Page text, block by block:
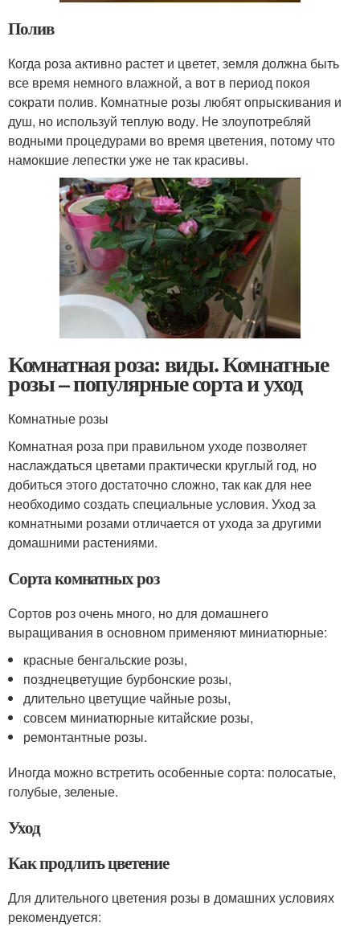
Полив
Когда роза активно растет и цветет, земля должна быть
все время немного влажной, а вот в период покоя
сократи полив. Комнатные розы любят опрыскивания и
душ, но используй теплую воду. Не злоупотребляй
водными процедурами во время цветения, потому что
намокшие лепестки уже не так красивы.
Комнатная роза: виды. Комнатные
розы – популярные сорта и уход
Комнатные розы
Комнатная роза при правильном уходе позволяет
наслаждаться цветами практически круглый год, но
добиться этого достаточно сложно, так как для нее
необходимо создать специальные условия. Уход за
комнатными розами отличается от ухода за другими
домашними растениями.
Сорта комнатных роз
Сортов роз очень много, но для домашнего
выращивания в основном применяют миниатюрные:
красные бенгальские розы,
позднецветущие бурбонские розы,
длительно цветущие чайные розы,
совсем миниатюрные китайские розы,
ремонтантные розы.
Иногда можно встретить особенные сорта: полосатые,
голубые, зеленые.
Уход
Как продлить цветение
Для длительного цветения розы в домашних условиях
рекомендуется: